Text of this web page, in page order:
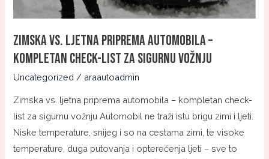
Zimska vs. ljetna priprema automobila –
kompletan check-list za sigurnu vožnju
Uncategorized / araautoadmin
Zimska vs. ljetna priprema automobila – kompletan check-
list za sigurnu vožnju Automobil ne traži istu brigu zimi i ljeti.
Niske temperature, snijeg i so na cestama zimi, te visoke
temperature, duga putovanja i opterećenja ljeti – sve to
sigurnu
vožnju